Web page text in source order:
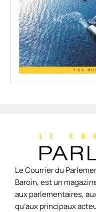
Le Courrier du
Baroin, est un
aux parlementaires,
qu’aux principaux